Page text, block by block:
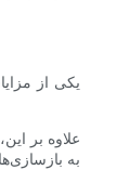
یکی از
علاوه بر
به